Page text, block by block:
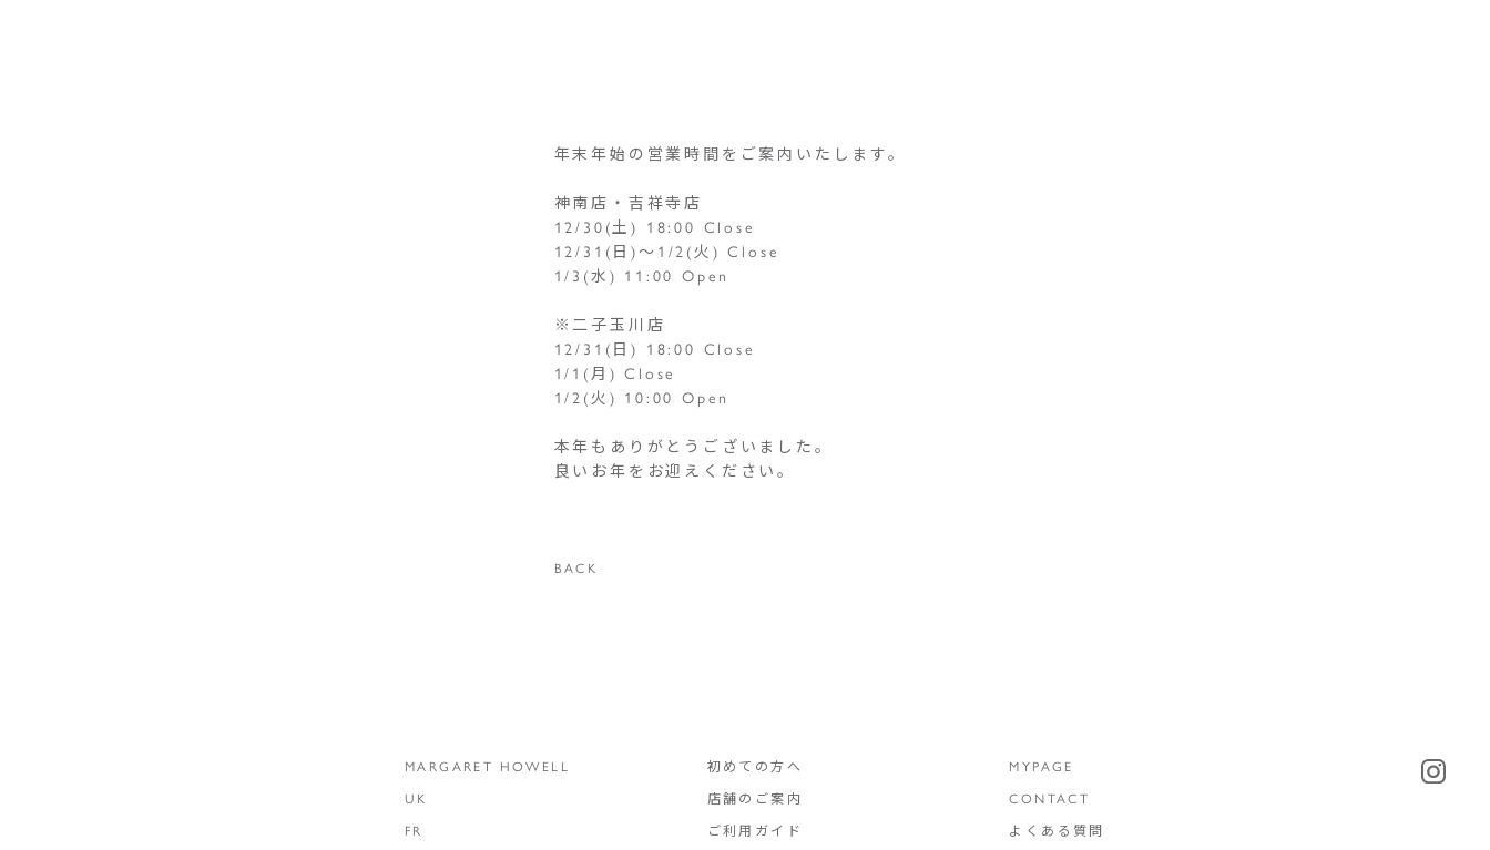
年末年始の営業時間をご案内いたします。
神南店・吉祥寺店
12/30(土) 18:00 Close
12/31(日)～1/2(火) Close
1/3(水) 11:00 Open
※二子玉川店
12/31(日) 18:00 Close
1/1(月) Close
1/2(火) 10:00 Open
本年もありがとうございました。
良いお年をお迎えください。
BACK
MARGARET HOWELL
UK
FR
初めての方へ
店舗のご案内
ご利用ガイド
MYPAGE
CONTACT
よくある質問